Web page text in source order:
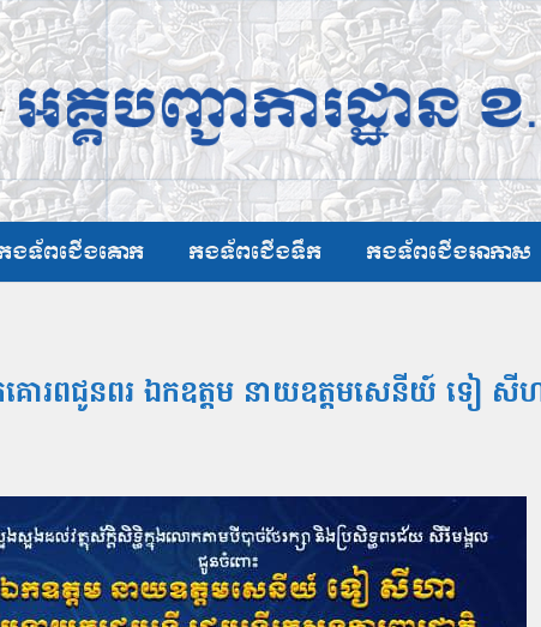
ងទ័ពជើងគោក កងទ័ពជើងទឹក កងទ័ពជើងអាកាស
គោរពជូនពរ ឯកឧត្ដម នាយឧត្ដមសេនីយ៍ ទៀ